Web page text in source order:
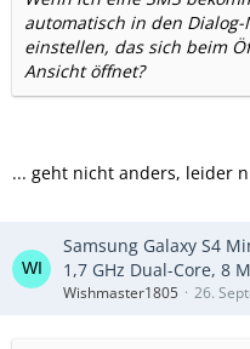
automatisch in den
einstellen, das sich beim
Ansicht öffnet?
... geht nicht anders, leider
Samsung Galaxy S4
1,7 GHz Dual-Core, 8
Wishmaster1805 26.